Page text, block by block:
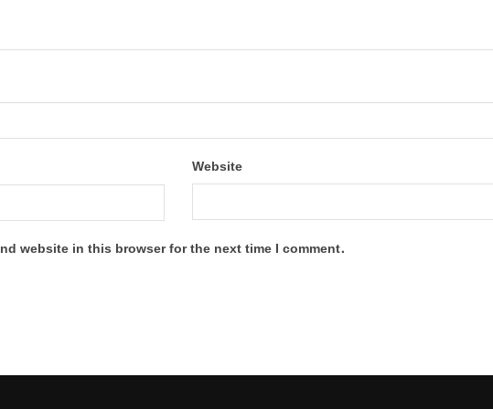
Website
website in this browser for the next time I comment.